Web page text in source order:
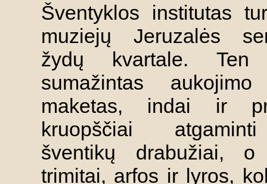
Šventyklos institutas
muziejų Jeruzalės
žydų kvartale. Ten
sumažintas aukojimo
maketas, indai ir
kruopščiai
šventikų drabužiai,
trimitai, arfos ir lyros,